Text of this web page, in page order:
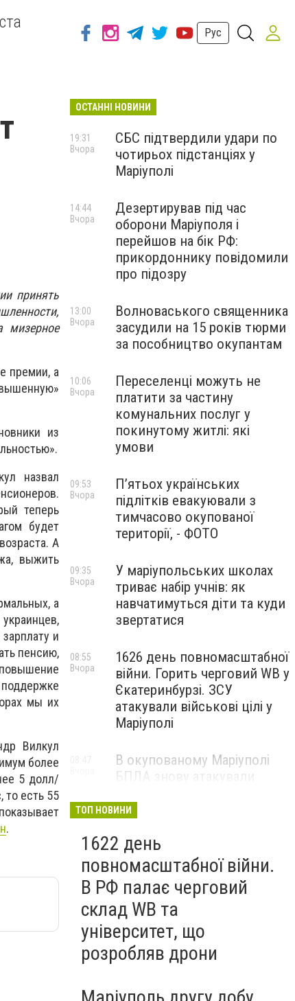
Рус
принять
мизерное
премии, а
из
назвал
теперь
будет
А
выжить
а
и
пенсию,
мы их
Вилкул
более
5 долл/
есть 55
.
ОСТАННІ НОВИНИ
СБС підтвердили удари по
чотирьох підстанціях у
Маріуполі
19:31
Вчора
Дезертирував під час
оборони Маріуполя і
перейшов на бік РФ:
прикордоннику повідомили
про підозру
14:44
Вчора
Волноваського священника
засудили на 15 років тюрми
за пособництво окупантам
13:00
Вчора
Переселенці можуть не
платити за частину
комунальних послуг у
покинутому житлі: які
умови
10:06
Вчора
П’ятьох українських
підлітків евакуювали з
тимчасово окупованої
території, - ФОТО
09:53
Вчора
У маріупольських школах
триває набір учнів: як
навчатимуться діти та куди
звертатися
09:35
Вчора
1626 день повномасштабної
війни. Горить черговий WB у
Єкатеринбурзі. ЗСУ
атакували військові цілі у
Маріуполі
08:55
Вчора
В окупованому Маріуполі
БПЛА знову атакували
— ВІДЕО
ТОП НОВИНИ
1622 день
повномасштабної війни.
В РФ палає черговий
склад WB та
університет, що
розробляв дрони